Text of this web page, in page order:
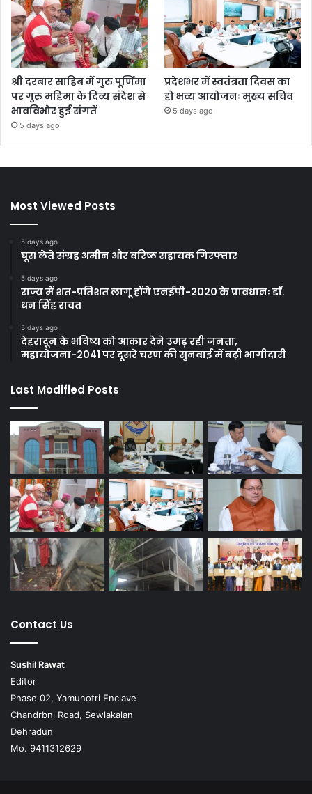
श्री दरबार साहिब में गुरु पूर्णिमा
पर गुरु महिमा के दिव्य संदेश से
भावविभोर हुई संगतें
5 days ago
प्रदेशभर में स्वतंत्रता दिवस का
हो भव्य आयोजनः मुख्य सचिव
5 days ago
Most Viewed Posts
5 days ago
घूस लेते संग्रह अमीन और वरिष्ठ सहायक गिरफ्तार
5 days ago
राज्य में शत-प्रतिशत लागू होंगे एनईपी-2020 के प्रावधानः डाॅ.
धन सिंह रावत
5 days ago
देहरादून के भविष्य को आकार देने उमड़ रही जनता,
महायोजना-2041 पर दूसरे चरण की सुनवाई में बढ़ी भागीदारी
Last Modified Posts
Contact Us
Sushil Rawat
Editor
Phase 02, Yamunotri Enclave
Chandrbni Road, Sewlakalan
Dehradun
Mo. 9411312629